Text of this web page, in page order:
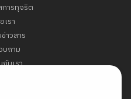
การทุจริต
รา
าวสาร
บถาม
บเรา